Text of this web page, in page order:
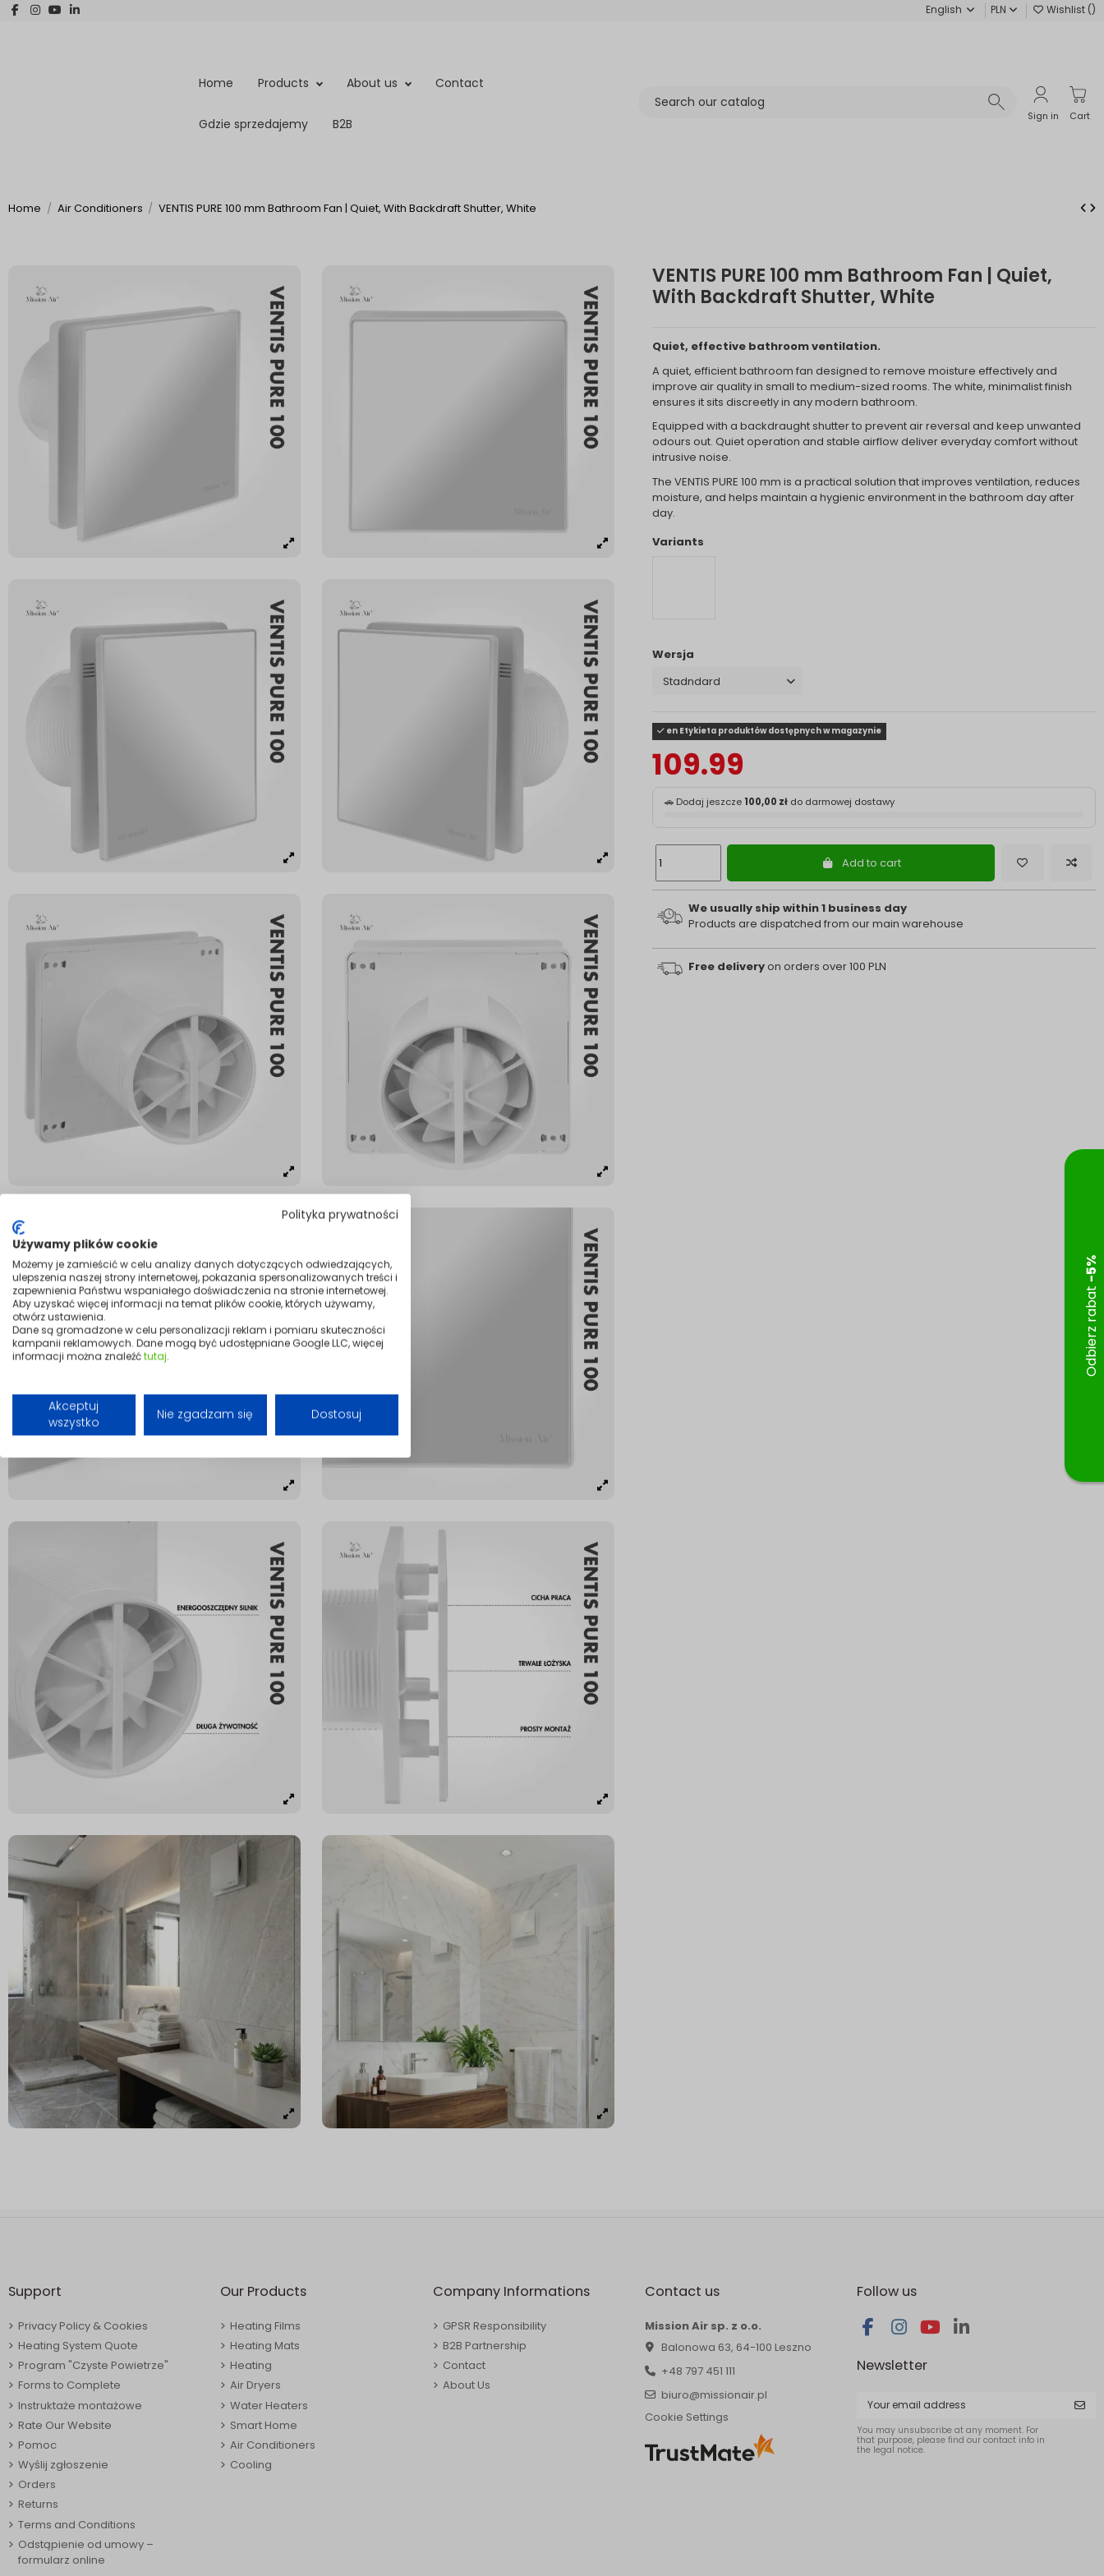
Polityka prywatności
Używamy plików cookie
Możemy je zamieścić w celu analizy danych dotyczących odwiedzających,
ulepszenia naszej strony internetowej, pokazania spersonalizowanych treści i
zapewnienia Państwu wspaniałego doświadczenia na stronie internetowej.
Aby uzyskać więcej informacji na temat plików cookie, których używamy,
otwórz ustawienia.
Dane są gromadzone w celu personalizacji reklam i pomiaru skuteczności
kampanii reklamowych. Dane mogą być udostępniane Google LLC, więcej
informacji można znaleźćtutaj.
Akceptuj
wszystko
Nie zgadzam się Dostosuj
English PLN Wishlist ()
Home Products About us Contact
Gdzie sprzedajemy B2B
Sign in Cart
Home Air Conditioners VENTIS PURE 100 mm Bathroom Fan | Quiet, With Backdraft Shutter, White
VENTIS PURE 100 mm Bathroom Fan | Quiet,
With Backdraft Shutter, White
Quiet, effective bathroom ventilation.
A quiet, efficient bathroom fan designed to remove moisture effectively and
improve air quality in small to medium-sized rooms. The white, minimalist finish
ensures it sits discreetly in any modern bathroom.
Equipped with a backdraught shutter to prevent air reversal and keep unwanted
odours out. Quiet operation and stable airflow deliver everyday comfort without
intrusive noise.
The VENTIS PURE 100 mm is a practical solution that improves ventilation, reduces
moisture, and helps maintain a hygienic environment in the bathroom day after
day.
Variants
Wersja
en Etykieta produktów dostępnych w magazynie
109.99
🚗 Dodaj jeszcze 100,00 złdo darmowej dostawy
Add to cart
We usually ship within 1 business day
Products are dispatched from our main warehouse
Free deliveryon orders over 100 PLN
Support
Privacy Policy & Cookies
Heating System Quote
Program "Czyste Powietrze"
Forms to Complete
Instruktaże montażowe
Rate Our Website
Pomoc
Wyślij zgłoszenie
Orders
Returns
Terms and Conditions
Odstąpienie od umowy –
formularz online
Our Products
Heating Films
Heating Mats
Heating
Air Dryers
Water Heaters
Smart Home
Air Conditioners
Cooling
Company Informations
GPSR Responsibility
B2B Partnership
Contact
About Us
Contact us
Mission Air sp. z o.o.
Balonowa 63, 64-100 Leszno
+48 797 451 111
biuro@missionair.pl
Cookie Settings
Follow us
Newsletter
You may unsubscribe at any moment. For
that purpose, please find our contact info in
the legal notice.